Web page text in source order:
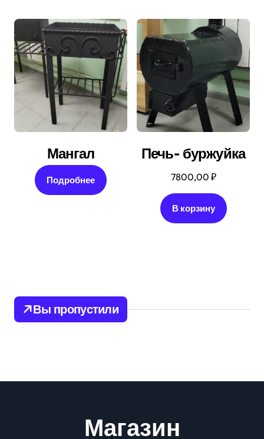
Мангал
Подробнее
Печь- буржуйка
7800,00 ₽
В корзину
Вы пропустили
Магазин